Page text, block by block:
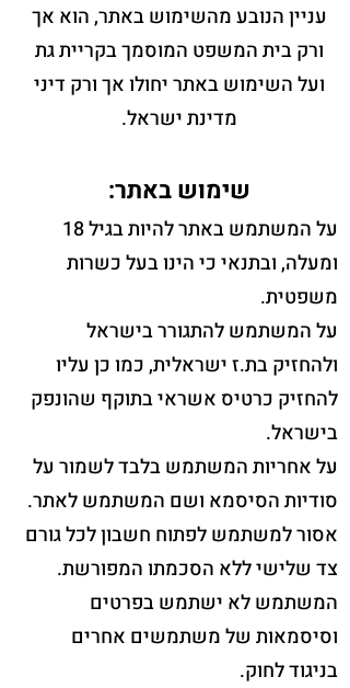
עניין הנובע מהשימוש באתר, הוא אך
ורק בית המשפט המוסמך בקריית גת
ועל השימוש באתר יחולו אך ורק דיני
מדינת ישראל.
שימוש באתר:
על המשתמש באתר להיות בגיל 18
ומעלה, ובתנאי כי הינו בעל כשרות
משפטית.
על המשתמש להתגורר בישראל
ולהחזיק בת.ז ישראלית, כמו כן עליו
להחזיק כרטיס אשראי בתוקף שהונפק
בישראל.
על אחריות המשתמש בלבד לשמור על
סודיות הסיסמא ושם המשתמש לאתר.
אסור למשתמש לפתוח חשבון לכל גורם
צד שלישי ללא הסכמתו המפורשת.
המשתמש לא ישתמש בפרטים
וסיסמאות של משתמשים אחרים
בניגוד לחוק.